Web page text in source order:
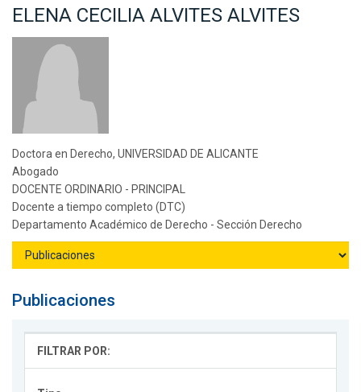
ELENA CECILIA ALVITES ALVITES
Doctora en Derecho, UNIVERSIDAD DE ALICANTE
Abogado
DOCENTE ORDINARIO - PRINCIPAL
Docente a tiempo completo (DTC)
Departamento Académico de Derecho - Sección Derecho
Publicaciones
FILTRAR POR: